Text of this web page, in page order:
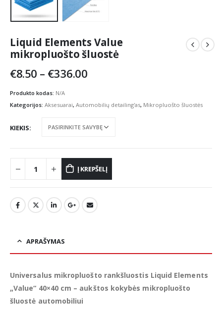
Liquid Elements Value
mikropluošto šluostė
€8.50 – €336.00Price
through
Produkto kodas: N/A
Kategorijos: Aksesuarai, Automobilių detailing'as, Mikropluošto šluostės
KIEKIS
Į KREPŠELĮ
APRAŠYMAS
Universalus mikropluošto rankšluostis Liquid Elements
„Value“ 40×40 cm – aukštos kokybės mikropluošto
šluostė automobiliui